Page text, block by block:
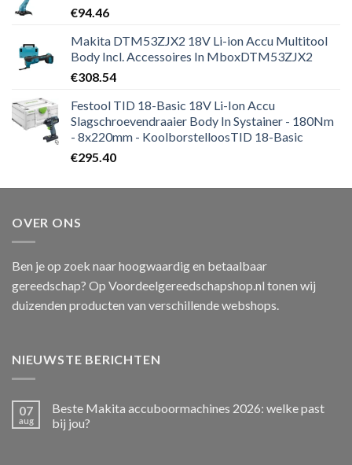
€94.46
Makita DTM53ZJX2 18V Li-ion Accu Multitool
Body Incl. Accessoires In MboxDTM53ZJX2
€308.54
Festool TID 18-Basic 18V Li-Ion Accu
Slagschroevendraaier Body In Systainer - 180Nm
- 8x220mm - KoolborstelloosTID 18-Basic
€295.40
OVER ONS
Ben je op zoek naar hoogwaardig en betaalbaar
gereedschap? Op Voordeelgereedschapshop.nl tonen wij
duizenden producten van verschillende webshops.
NIEUWSTE BERICHTEN
07
aug
Beste Makita accuboormachines 2026: welke past
bij jou?